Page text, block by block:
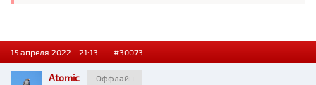
15 апреля 2022 - 21:13 — #30073
Atomic
Оффлайн